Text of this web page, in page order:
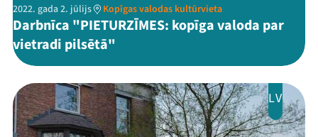
2022. gada 2. jūlijs Kopīgas valodas kultūrvieta
Darbnīca "PIETURZĪMES: kopīga valoda par
vietradi pilsētā"
LV